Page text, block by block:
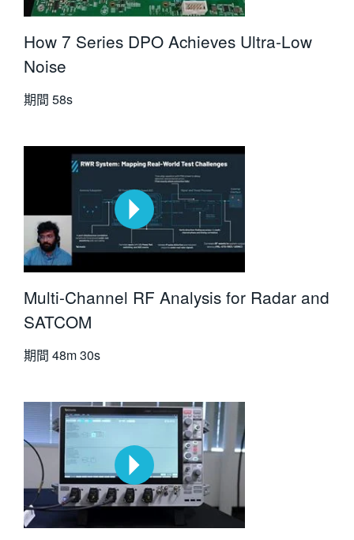
How 7 Series DPO Achieves Ultra-Low
Noise
期間 58s
Multi-Channel RF Analysis for Radar and
SATCOM
期間 48m 30s